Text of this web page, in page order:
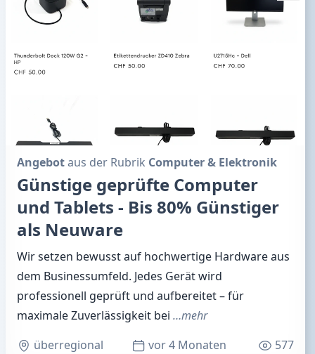
Angebotaus der Rubrik Computer & Elektronik
Günstige geprüfte Computer
und Tablets - Bis 80% Günstiger
als Neuware
Wir setzen bewusst auf hochwertige Hardware aus
dem Businessumfeld. Jedes Gerät wird
professionell geprüft und aufbereitet – für
maximale Zuverlässigkeit bei …mehr
überregional
vor 4 Monaten 577